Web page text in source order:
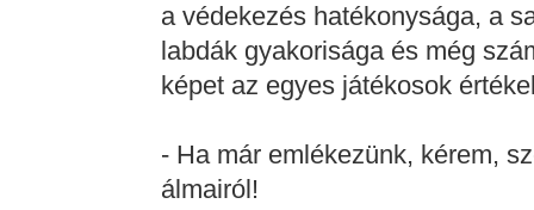
a védekezés hatékonysága, a
labdák gyakorisága és még
képet az egyes játékosok
- Ha már emlékezünk, kérem,
álmairól!